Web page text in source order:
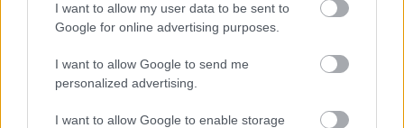
I want to allow my user data to be sent to
Google for online advertising purposes.
I want to allow Google to send me
personalized advertising.
I want to allow Google to enable storage